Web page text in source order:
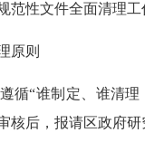
范性文件全面清理工
原则
循“谁制定、谁清
核后，报请区政府研